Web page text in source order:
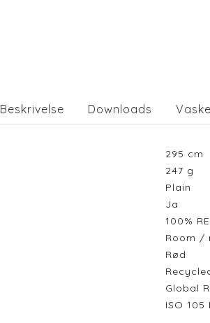
Beskrivelse Downloads
295 cm
247 g
Plain
Ja
100%
Room /
Rød
Global
ISO